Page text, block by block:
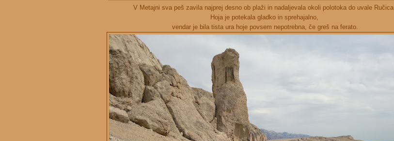
V Metajni sva peš zavila najprej desno ob plaži in nadaljevala okoli polotoka do uvale Ručica.
Hoja je potekala gladko in sprehajalno,
vendar je bila tista ura hoje povsem nepotrebna, če greš na ferato.